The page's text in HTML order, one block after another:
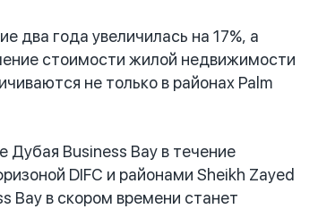
два года увеличилась на 17%, а
стоимости жилой недвижимости
не только в районах Palm
Business Bay в течение
DIFC и районами Sheikh Zayed
Bay в скором времени станет